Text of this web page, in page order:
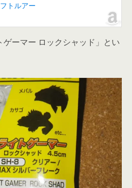
トルアー
ーマー ロックシャッド」とい